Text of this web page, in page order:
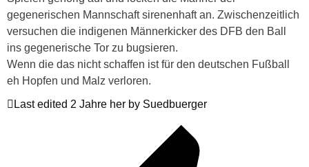
gegenerischen Mannschaft sirenenhaft an. Zwischenzeitlich
versuchen die indigenen Männerkicker des DFB den Ball
ins gegenerische Tor zu bugsieren.
Wenn die das nicht schaffen ist für den deutschen Fußball
eh Hopfen und Malz verloren.
Last edited 2 Jahre her by Suedbuerger